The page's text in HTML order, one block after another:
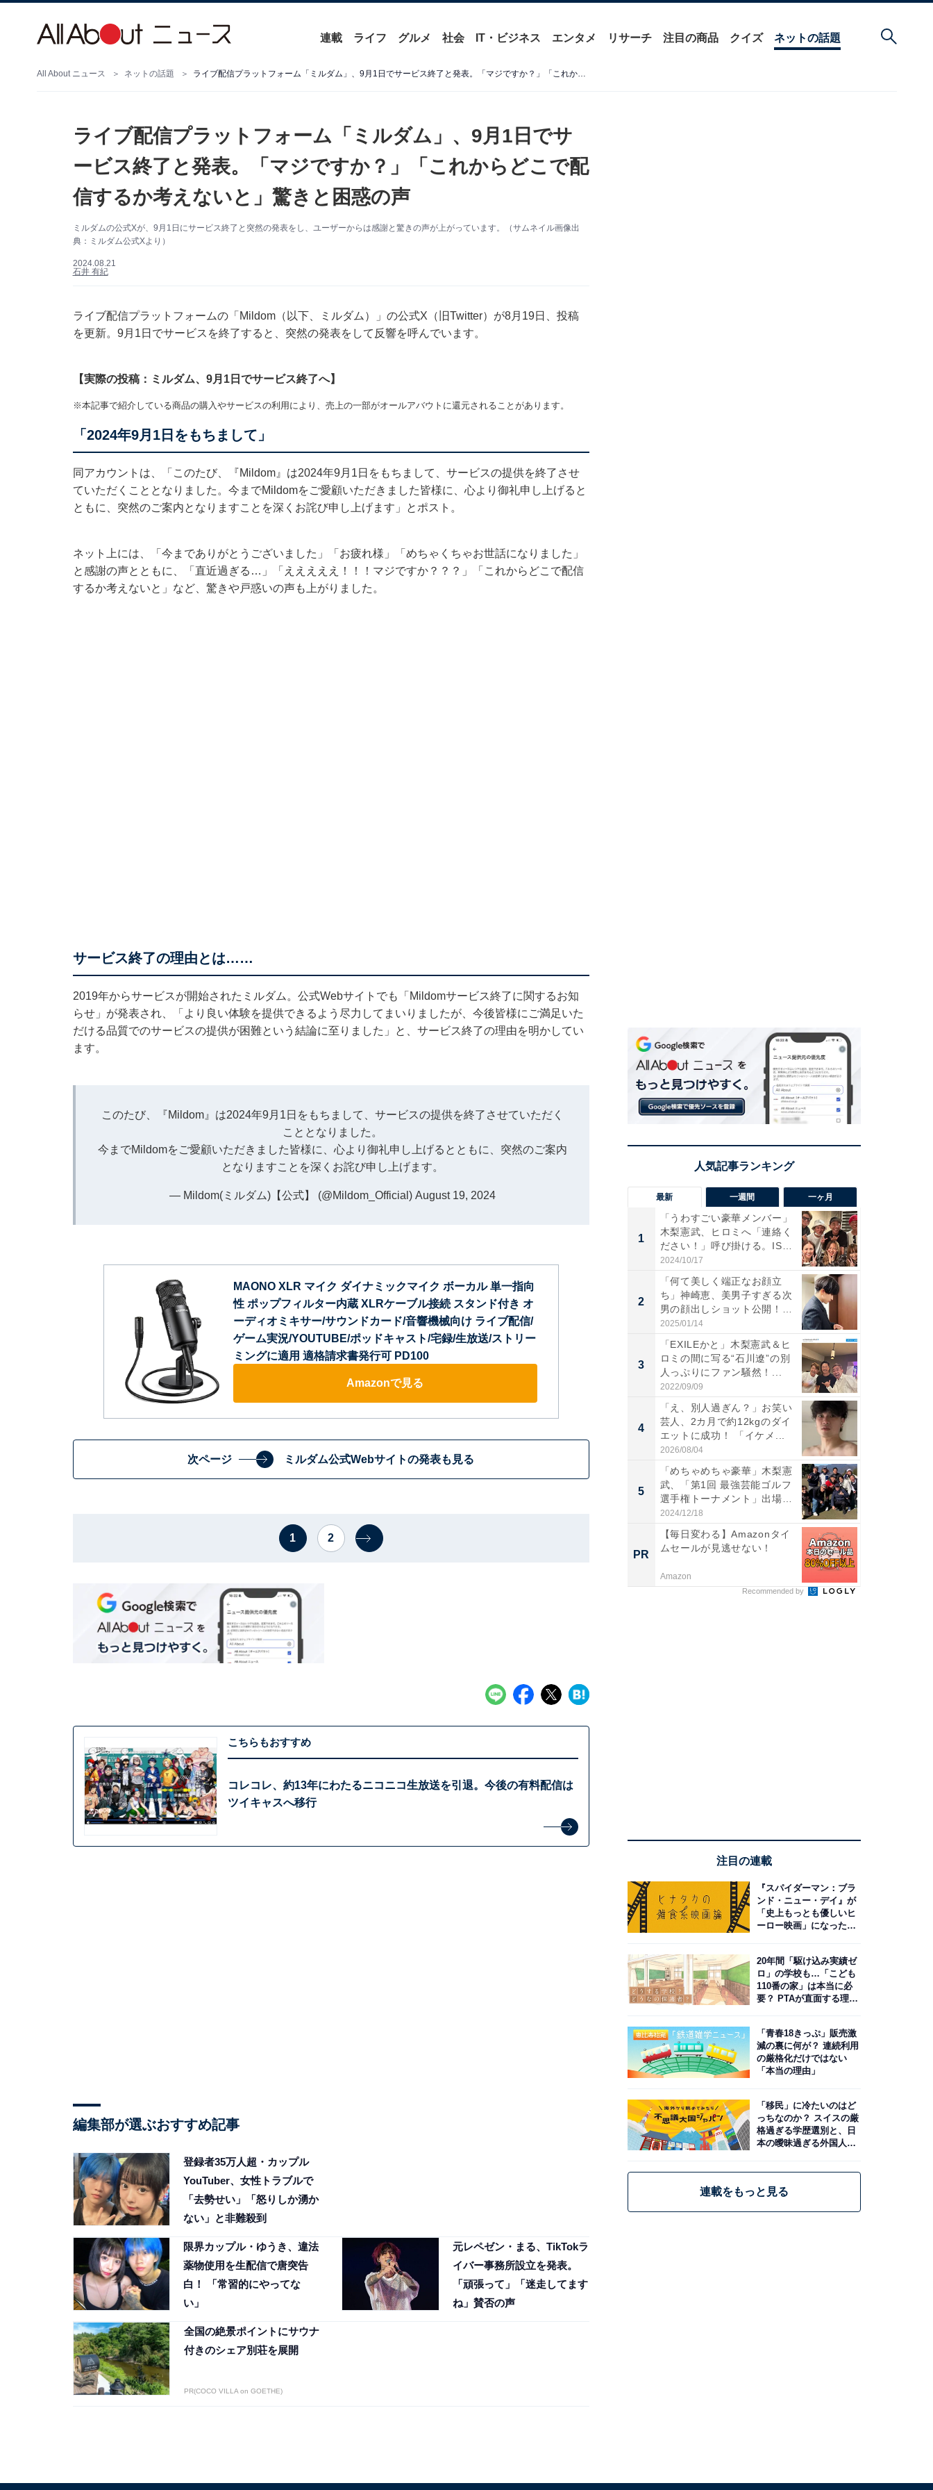
連載 ライフ グルメ 社会 IT・ビジネス エンタメ リサーチ 注目の商品 クイズ ネットの話題
All About ニュース ネットの話題 ライブ配信プラットフォーム「ミルダム」、9月1日でサービス終了と発表。「マジですか？」「これからどこで配信するか考えないと」驚きと困惑の声
ライブ配信プラットフォーム「ミルダム」、9月1日でサ
ービス終了と発表。「マジですか？」「これからどこで配
信するか考えないと」驚きと困惑の声
ミルダムの公式Xが、9月1日にサービス終了と突然の発表をし、ユーザーからは感謝と驚きの声が上がっています。（サムネイル画像出
典：ミルダム公式Xより）
2024.08.21
石井 有紀
ライブ配信プラットフォームの「Mildom（以下、ミルダム）」の公式X（旧Twitter）が8月19日、投稿
を更新。9月1日でサービスを終了すると、突然の発表をして反響を呼んでいます。
【実際の投稿：ミルダム、9月1日でサービス終了へ】
※本記事で紹介している商品の購入やサービスの利用により、売上の一部がオールアバウトに還元されることがあります。
「2024年9月1日をもちまして」
同アカウントは、「このたび、『Mildom』は2024年9月1日をもちまして、サービスの提供を終了させ
ていただくこととなりました。今までMildomをご愛顧いただきました皆様に、心より御礼申し上げると
ともに、突然のご案内となりますことを深くお詫び申し上げます」とポスト。
ネット上には、「今までありがとうございました」「お疲れ様」「めちゃくちゃお世話になりました」
と感謝の声とともに、「直近過ぎる…」「えええええ！！！マジですか？？？」「これからどこで配信
するか考えないと」など、驚きや戸惑いの声も上がりました。
サービス終了の理由とは……
2019年からサービスが開始されたミルダム。公式Webサイトでも「Mildomサービス終了に関するお知
らせ」が発表され、「より良い体験を提供できるよう尽力してまいりましたが、今後皆様にご満足いた
だける品質でのサービスの提供が困難という結論に至りました」と、サービス終了の理由を明かしてい
ます。
このたび、『Mildom』は2024年9月1日をもちまして、サービスの提供を終了させていただく
こととなりました。
今までMildomをご愛顧いただきました皆様に、心より御礼申し上げるとともに、突然のご案内
となりますことを深くお詫び申し上げます。
— Mildom(ミルダム)【公式】 (@Mildom_Official) August 19, 2024
MAONO XLR マイク ダイナミックマイク ボーカル 単一指向
性 ポップフィルター内蔵 XLRケーブル接続 スタンド付き オ
ーディオミキサー/サウンドカード/音響機械向け ライブ配信/
ゲーム実況/YOUTUBE/ポッドキャスト/宅録/生放送/ストリー
ミングに適用 適格請求書発行可 PD100
Amazonで見る
次ページ ミルダム公式Webサイトの発表も見る
1 2
こちらもおすすめ
コレコレ、約13年にわたるニコニコ生放送を引退。今後の有料配信は
ツイキャスへ移行
編集部が選ぶおすすめ記事
登録者35万人超・カップル
YouTuber、女性トラブルで
「去勢せい」「怒りしか湧か
ない」と非難殺到
限界カップル・ゆうき、違法
薬物使用を生配信で唐突告
白！ 「常習的にやってな
い」
元レペゼン・まる、TikTokラ
イバー事務所設立を発表。
「頑張って」「迷走してます
ね」賛否の声
全国の絶景ポイントにサウナ
付きのシェア別荘を展開
PR(COCO VILLA on GOETHE)
最新 一週間 一ヶ月
1
「うわすごい豪華メンバー」
木梨憲武、ヒロミへ「連絡く
ださい！」呼び掛ける。IS
S...
2024/10/17
2
「何て美しく端正なお顔立
ち」神崎恵、美男子すぎる次
男の顔出しショット公開！
「め...
2025/01/14
3
「EXILEかと」木梨憲武＆ヒ
ロミの間に写る“石川遼”の別
人っぷりにファン騒然！...
2022/09/09
4
「え、別人過ぎん？」お笑い
芸人、2カ月で約12kgのダイ
エットに成功！ 「イケメ...
2026/08/04
5
「めちゃめちゃ豪華」木梨憲
武、「第1回 最強芸能ゴルフ
選手権トーナメント」出場
メ...
2024/12/18
PR
【毎日変わる】Amazonタイ
ムセールが見逃せない！
Amazon
Recommended by
注目の連載
『スパイダーマン：ブラ
ンド・ニュー・デイ』が
「史上もっとも優しいヒ
ーロー映画」になった理
20年間「駆け込み実績ゼ
ロ」の学校も…「こども
110番の家」は本当に必
要？ PTAが直面する理想
「青春18きっぷ」販売激
減の裏に何が？ 連続利用
の厳格化だけではない
「本当の理由」
「移民」に冷たいのはど
っちなのか？ スイスの厳
格過ぎる学歴選別と、日
本の曖昧過ぎる外国人政
連載をもっと見る